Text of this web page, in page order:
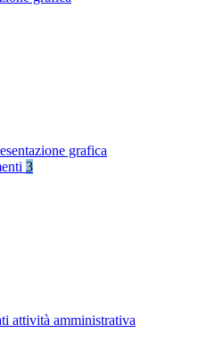
grafica
3
attività amministrativa